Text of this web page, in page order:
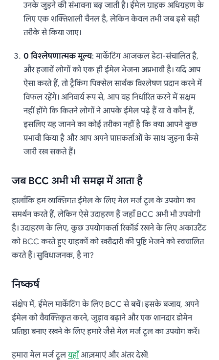
उनके जुड़ने की संभावना बढ़ जाती है। ईमेल ग्राहक अधिग्रहण के
लिए एक शक्तिशाली चैनल है, लेकिन केवल तभी जब इसे सही
तरीके से किया जाए।
0 विश्लेषणात्मक मूल्य: मार्केटिंग आजकल डेटा-संचालित है,
और हजारों लोगों को एक ही ईमेल भेजना अप्रभावी है। यदि आप
ऐसा करते हैं, तो ट्रैकिंग पिक्सेल सार्थक विश्लेषण प्रदान करने में
विफल रहेंगे। अनिवार्य रूप से, आप यह निर्धारित करने में सक्षम
नहीं होंगे कि कितने लोगों ने आपके ईमेल पढ़े हैं या वे कौन हैं,
इसलिए यह जानने का कोई तरीका नहीं है कि क्या आपने कुछ
प्रभावी किया है और आप अपने प्राप्तकर्ताओं के साथ जुड़ना कैसे
जारी रख सकते हैं।
जब BCC अभी भी समझ में आता है
हालाँकि हम व्यक्तिगत ईमेल के लिए मेल मर्ज टूल के उपयोग का
समर्थन करते हैं, लेकिन ऐसे उदाहरण हैं जहाँ BCC अभी भी उपयोगी
है। उदाहरण के लिए, कुछ उपयोगकर्ता रिकॉर्ड रखने के लिए अकाउंटेंट
को BCC करते हुए ग्राहकों को खरीदारी की पुष्टि भेजने को स्वचालित
करते हैं। सुविधाजनक, है ना?
निष्कर्ष
संक्षेप में, ईमेल मार्केटिंग के लिए BCC से बचें। इसके बजाय, अपने
ईमेल को वैयक्तिकृत करने, जुड़ाव बढ़ाने और एक शानदार डोमेन
प्रतिष्ठा बनाए रखने के लिए हमारे जैसे मेल मर्ज टूल का उपयोग करें।
हमारा मेल मर्ज टूलयहाँआज़माएं और अंतर देखें!